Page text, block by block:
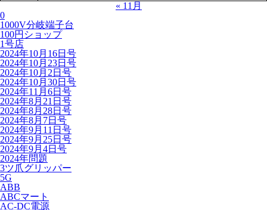
« 11月
0
1000V分岐端子台
100円ショップ
1号店
2024年10月16日号
2024年10月23日号
2024年10月2日号
2024年10月30日号
2024年11月6日号
2024年8月21日号
2024年8月28日号
2024年8月7日号
2024年9月11日号
2024年9月25日号
2024年9月4日号
2024年問題
3ツ爪グリッパー
5G
ABB
ABCマート
AC-DC電源